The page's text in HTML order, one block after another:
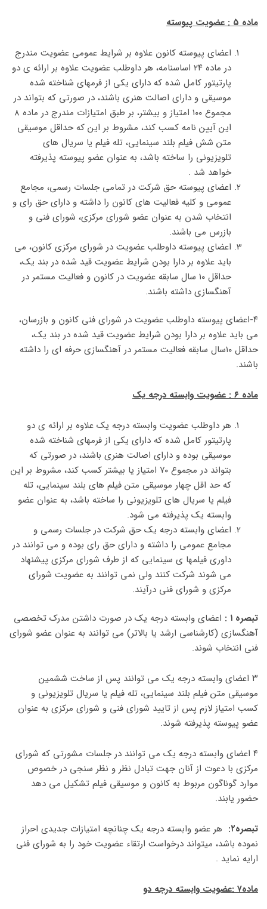
ماده ۵ : عضویت پیوسته
اعضای پیوسته کانون علاوه بر شرایط عمومی عضویت مندرج
در ماده ۲۴ اساسنامه، هر داوطلب عضویت علاوه بر ارائه ی دو
پارتیتور کامل شده که دارای یکی از فرمهای شناخته شده
موسیقی و دارای اصالت هنری باشند، در صورتی که بتواند در
مجموع ۱۰۰ امتیاز و بیشتر، بر طبق امتیازات مندرج در ماده ۸
این آیین نامه کسب کند، مشروط بر این که حداقل موسیقی
متن شش فیلم بلند سینمایی، تله فیلم یا سریال های
تلویزیونی را ساخته باشد، به عنوان عضو پیوسته پذیرفته
خواهد شد .
اعضای پیوسته حق شرکت در تمامی جلسات رسمی، مجامع
عمومی و کلیه فعالیت های کانون را داشته و دارای حق رای و
انتخاب شدن به عنوان عضو شورای مرکزی، شورای فنی و
بازرس می باشند.
اعضای پیوسته داوطلب عضویت در شورای مرکزی کانون، می
باید علاوه بر دارا بودن شرایط عضویت قید شده در بند یک،
حداقل ۱۰ سال سابقه عضویت در کانون و فعالیت مستمر در
آهنگسازی داشته باشند.
۴-اعضای پیوسته داوطلب عضویت در شورای فنی کانون و بازرسان،
می باید علاوه بر دارا بودن شرایط عضویت قید شده در بند یک،
حداقل ۱۰سال سابقه فعالیت مستمر در آهنگسازی حرفه ای را داشته
باشند.
ماده ۶ : عضویت وابسته درجه یک
هر داوطلب عضویت وابسته درجه یک علاوه بر ارائه ی دو
پارتیتور کامل شده که دارای یکی از فرمهای شناخته شده
موسیقی بوده و دارای اصالت هنری باشند، در صورتی که
بتواند در مجموع ۷۰ امتیاز یا بیشتر کسب کند، مشروط بر این
که حد اقل چهار موسیقی متن فیلم های بلند سینمایی، تله
فیلم یا سریال های تلویزیونی را ساخته باشد، به عنوان عضو
وابسته یک پذیرفته می شود.
اعضای وابسته درجه یک حق شرکت در جلسات رسمی و
مجامع عمومی را داشته و دارای حق رای بوده و می توانند در
داوری فیلمها ی سینمایی که از طرف شورای مرکزی پیشنهاد
می شوند شرکت کنند ولی نمی توانند به عضویت شورای
مرکزی و شورای فنی درآیند.
تبصره ۱ :
اعضای وابسته درجه یک در صورت داشتن مدرک تخصصی
آهنگسازی (کارشناسی ارشد یا بالاتر) می توانند به عنوان عضو شورای
فنی انتخاب شوند.
۳ اعضای وابسته درجه یک می توانند پس از ساخت ششمین
موسیقی متن فیلم بلند سینمایی، تله فیلم یا سریال تلویزیونی و
کسب امتیاز لازم پس از تایید شورای فنی و شورای مرکزی به عنوان
عضو پیوسته پذیرفته شوند.
۴ اعضای وابسته درجه یک می توانند در جلسات مشورتی که شورای
مرکزی با دعوت از آنان جهت تبادل نظر و نظر سنجی در خصوص
موارد گوناگون مربوط به کانون و موسیقی فیلم تشکیل می دهد
حضور یابند.
تبصره۲:
هر عضو وابسته درجه یک چنانچه امتیازات جدیدی احراز
نموده باشد، میتواند درخواست ارتقاء عضویت خود را به شورای فنی
ارایه نماید .
ماده۷ :عضویت وابسته درجه دو